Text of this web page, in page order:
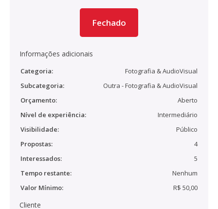
Fechado
Informações adicionais
Categoria:
Fotografia & AudioVisual
Subcategoria:
Outra - Fotografia & AudioVisual
Orçamento:
Aberto
Nível de experiência:
Intermediário
Visibilidade:
Público
Propostas:
4
Interessados:
5
Tempo restante:
Nenhum
Valor Mínimo:
R$ 50,00
Cliente